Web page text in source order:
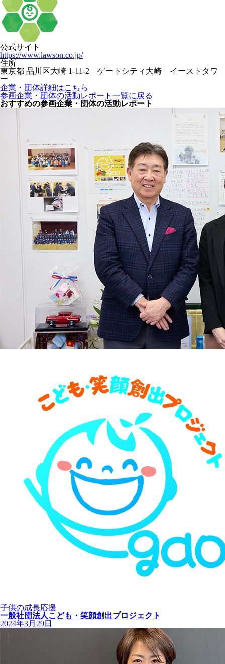
公式サイト
https://www.lawson.co.jp/
住所
東京都 品川区大崎 1-11-2 ゲートシティ大崎 イーストタワ
ー
企業・団体詳細はこちら
参画企業・団体の活動レポート一覧に戻る
おすすめの参画企業・団体の活動レポート
子供の成長応援
一般社団法人こども・笑顔創出プロジェクト
2024年3月29日